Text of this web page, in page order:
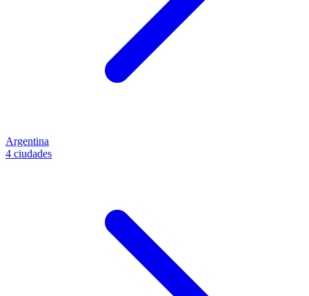
Argentina
4 ciudades